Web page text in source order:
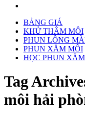
BẢNG GIÁ
KHỬ THÂM MÔI
PHUN LÔNG
PHUN XĂM MÔI
HỌC PHUN XĂM
Tag
môi hải